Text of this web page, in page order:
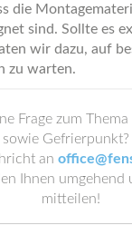
die
sind. Sollte es
wir dazu, auf
zu warten.
Frage zum
Gefrierpunkt?
an
Ihnen umgehend
mitteilen!